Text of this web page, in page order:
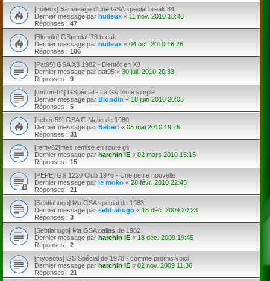
[huileux] Sauvetage d'une GSA special break 84
Dernier message par huileux « 11 nov. 2010 18:48
Réponses : 47
[Blondin] GSpecial '78 break
Dernier message par huileux « 04 oct. 2010 16:26
Réponses : 106
[Pat95] GSA X3 1982 - Bientôt en X3
Dernier message par pat95 « 30 juil. 2010 20:33
Réponses : 9
[tonton-h4] GSpécial - La Gs toute simple
Dernier message par Blondin « 18 juin 2010 20:05
Réponses : 5
[bebert59] GSA C-Matic de 1980.
Dernier message par Bebert « 05 mai 2010 19:16
Réponses : 31
[remy62]mes remise en route gs
Dernier message par harchin IE « 02 mars 2010 15:15
Réponses : 15
[PEPE] GS 1220 Club 1976 - Une petite nouvelle
Dernier message par le moko « 28 févr. 2010 22:45
Réponses : 21
[Sebtiahugo] Ma GSA spécial de 1983
Dernier message par sebtiahugo « 18 déc. 2009 20:23
Réponses : 3
[Sebtiahugo] Ma GSA pallas de 1982
Dernier message par harchin IE « 18 déc. 2009 19:45
Réponses : 2
[myosotis] GS Spécial de 1978 - comme promis voici
Dernier message par harchin IE « 02 nov. 2009 11:36
Réponses : 21